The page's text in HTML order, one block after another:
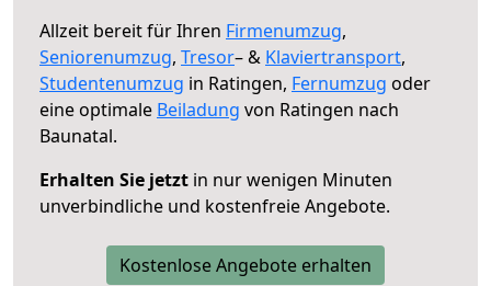
Allzeit bereit für Ihren Firmenumzug,
Seniorenumzug, Tresor– & Klaviertransport,
Studentenumzug in Ratingen, Fernumzug oder
eine optimale Beiladung von Ratingen nach
Baunatal.
Erhalten Sie jetzt in nur wenigen Minuten
unverbindliche und kostenfreie Angebote.
Kostenlose Angebote erhalten